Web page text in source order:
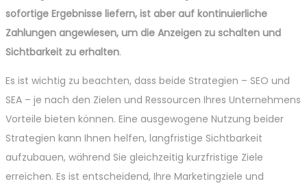
sofortige Ergebnisse liefern, ist aber auf kontinuierliche
Zahlungen angewiesen, um die Anzeigen zu schalten und
Sichtbarkeit zu erhalten.
Es ist wichtig zu beachten, dass beide Strategien – SEO und
SEA – je nach den Zielen und Ressourcen Ihres Unternehmens
Vorteile bieten können. Eine ausgewogene Nutzung beider
Strategien kann Ihnen helfen, langfristige Sichtbarkeit
aufzubauen, während Sie gleichzeitig kurzfristige Ziele
erreichen. Es ist entscheidend, Ihre Marketingziele und